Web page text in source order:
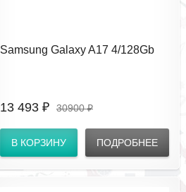
Samsung Galaxy A17 4/128Gb
13 493 ₽ 30900 ₽
В КОРЗИНУ ПОДРОБНЕЕ